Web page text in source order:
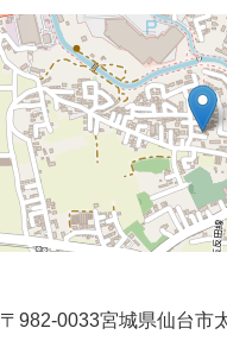
〒982-0033宮城県仙台市